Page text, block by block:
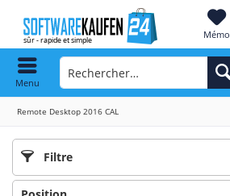
Mémo
Menu
Remote Desktop 2016 CAL
Filtre